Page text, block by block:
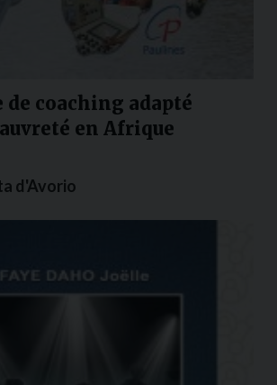
de coaching adapté
en Afrique
d'Avorio